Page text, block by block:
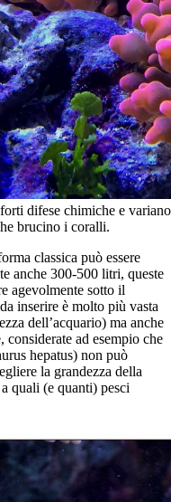
difese chimiche e
brucino i coralli.
classica può essere
anche 300-500 litri, queste
agevolmente sotto il
inserire è molto più vasta
dell’acquario) ma anche
ad esempio che
hepatus) non può
la grandezza della
quali (e quanti) pesci